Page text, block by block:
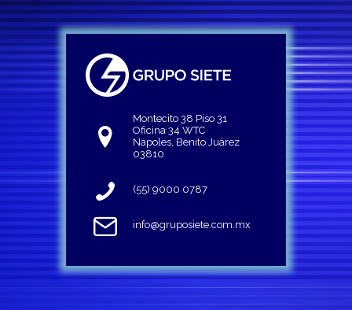
Montecito 38 Piso 31
Oficina 34 WTC
Napoles, Benito Juárez
03810
(55) 9000 0787
info@gruposiete.com.mx